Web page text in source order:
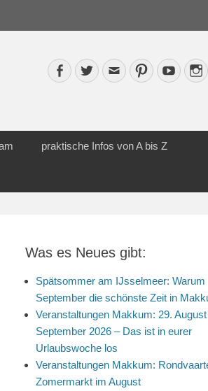
Facebook
TwitterEmailPinterest
praktische Infos von A bis Z
Was es Neues gibt:
Spätsommer am IJsselmeer: Warum
September die schönste Zeit in
Veranstaltungen Makkum: 29.
September 2026 – Das ist in eurer
Urlaubswoche los
Veranstaltungen Makkum:
Zomermarkt im August